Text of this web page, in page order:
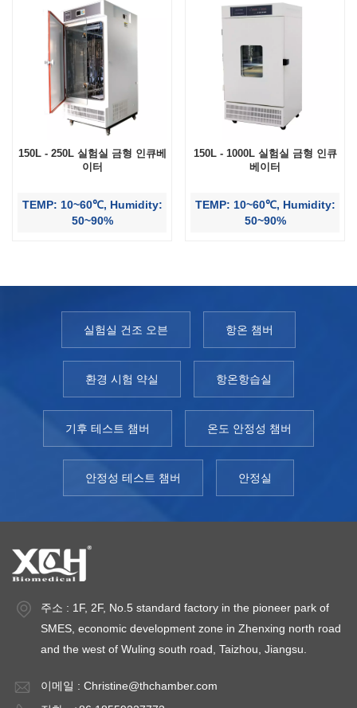
150L - 250L 실험실 금형 인큐베
이터
TEMP: 10~60℃, Humidity:
50~90%
150L - 1000L 실험실 금형 인큐
베이터
TEMP: 10~60℃, Humidity:
50~90%
실험실 건조 오븐 항온 챔버
환경 시험 약실 항온항습실
기후 테스트 챔버 온도 안정성 챔버
안정성 테스트 챔버 안정실
주소 : 1F, 2F, No.5 standard factory in the pioneer park of
SMES, economic development zone in Zhenxing north road
and the west of Wuling south road, Taizhou, Jiangsu.
이메일 : Christine@thchamber.com